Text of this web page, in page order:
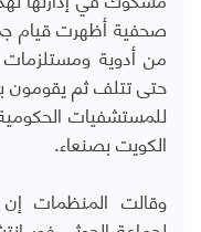
صحفية أظهرت قيام
من أدوية ومستلزمات
حتى تتلف ثم يقومون
للمستشفيات
الكويت بصنعاء.
وقالت المنظمات إن